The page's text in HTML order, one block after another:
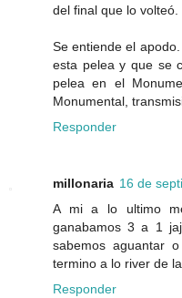
del final que lo volteó.
Se entiende el
esta pelea y que se
pelea en el
Monumental,
Responder
millonaria 16 de
A mi a lo ultimo
ganabamos 3 a 1
sabemos aguantar
termino a lo river de
Responder